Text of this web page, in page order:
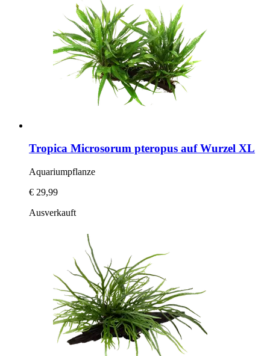
Tropica Microsorum pteropus auf Wurzel XL
Aquariumpflanze
€ 29,99
Ausverkauft